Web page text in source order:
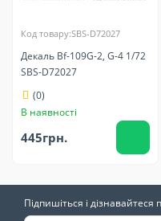
Код товару:SBS-D72027
Декаль Bf-109G-2, G-4 1/72
SBS-D72027
(0)
В наявності
445грн.
Підпишіться і